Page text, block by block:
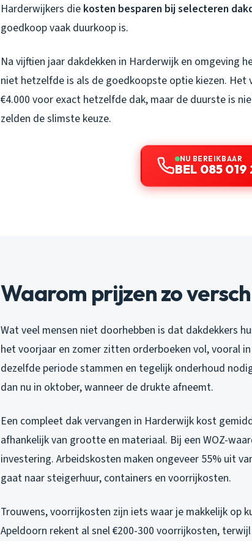
Harderwijkers die kosten besparen bij selecteren
goedkoop vaak duurkoop is.
Na vijftien jaar dakdekken in Harderwijk en omgeving
niet hetzelfde is als de goedkoopste optie kiezen.
€4.000 voor exact hetzelfde dak, maar de duurste is
zelden de slimste keuze.
NU BEREIKBAAR
BEL 085
Waarom prijzen zo
Wat veel mensen niet doorhebben is dat dakdekkers
het voorjaar en zomer zitten orderboeken vol, vooral
dezelfde periode stammen en tegelijk onderhoud
dan nu in oktober, wanneer de drukte afneemt.
Een compleet dak vervangen in Harderwijk kost
afhankelijk van grootte en materiaal. Bij een WOZ-
investering. Arbeidskosten maken ongeveer 55% uit
gaat naar steigerhuur, containers en voorrijkosten.
Trouwens, voorrijkosten zijn iets waar je makkelijk op
Apeldoorn rekent al snel €200-300 voorrijkosten,